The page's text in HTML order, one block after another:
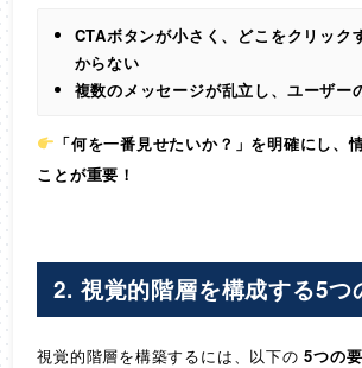
CTAボタンが小さく、どこをクリック
からない
複数のメッセージが乱立し、ユーザー
「何を一番見せたいか？」を明確にし、
ことが重要！
2. 視覚的階層を構成する5つ
視覚的階層を構築するには、以下の5つの